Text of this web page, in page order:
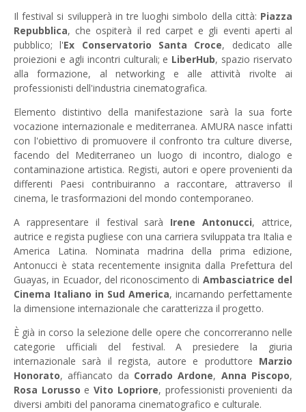
Il festival si svilupperà in tre luoghi simbolo della città: Piazza
Repubblica, che ospiterà il red carpet e gli eventi aperti al
pubblico; l'Ex Conservatorio Santa Croce, dedicato alle
proiezioni e agli incontri culturali; e LiberHub, spazio riservato
alla formazione, al networking e alle attività rivolte ai
professionisti dell'industria cinematografica.
Elemento distintivo della manifestazione sarà la sua forte
vocazione internazionale e mediterranea. AMURA nasce infatti
con l'obiettivo di promuovere il confronto tra culture diverse,
facendo del Mediterraneo un luogo di incontro, dialogo e
contaminazione artistica. Registi, autori e opere provenienti da
differenti Paesi contribuiranno a raccontare, attraverso il
cinema, le trasformazioni del mondo contemporaneo.
A rappresentare il festival sarà Irene Antonucci, attrice,
autrice e regista pugliese con una carriera sviluppata tra Italia e
America Latina. Nominata madrina della prima edizione,
Antonucci è stata recentemente insignita dalla Prefettura del
Guayas, in Ecuador, del riconoscimento di Ambasciatrice del
Cinema Italiano in Sud America, incarnando perfettamente
la dimensione internazionale che caratterizza il progetto.
È già in corso la selezione delle opere che concorreranno nelle
categorie ufficiali del festival. A presiedere la giuria
internazionale sarà il regista, autore e produttore Marzio
Honorato, affiancato da Corrado Ardone, Anna Piscopo,
Rosa Lorusso eVito Lopriore, professionisti provenienti da
diversi ambiti del panorama cinematografico e culturale.